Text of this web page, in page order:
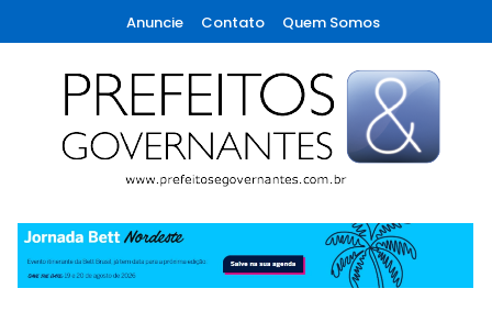
To
Content
Anuncie Contato Quem Somos
Prefeitos & Governantes